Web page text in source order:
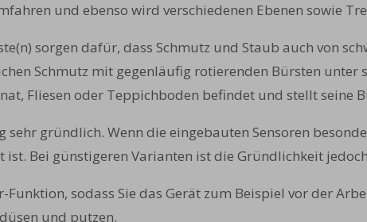
und ebenso wird verschiedenen Ebenen sowie
sorgen dafür, dass Schmutz und Staub auch von
Schmutz mit gegenläufig rotierenden Bürsten unter
Fliesen oder Teppichboden befindet und stellt seine
sehr gründlich. Wenn die eingebauten Sensoren
ist. Bei günstigeren Varianten ist die Gründlichkeit
sodass Sie das Gerät zum Beispiel vor der
und putzen.